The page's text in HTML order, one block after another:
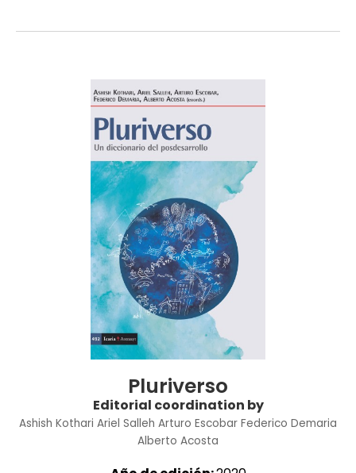
Pluriverso
Editorial coordination by
Ashish Kothari Ariel Salleh Arturo Escobar Federico Demaria
Alberto Acosta